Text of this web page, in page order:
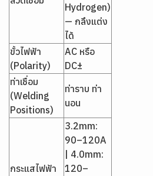
Hydrogen)
— กลึงแต่ง
ได้
ขั้วไฟฟ้า
(Polarity)
AC หรือ
DC±
ท่าเชื่อม
(Welding
Positions)
ท่าราบ ท่า
นอน
กระแสไฟฟ้า
3.2mm:
90–120A
| 4.0mm:
120–